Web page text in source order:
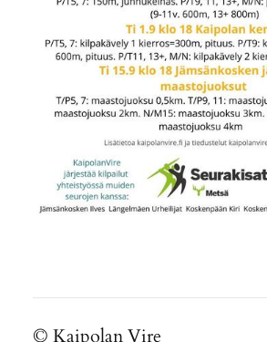
© Kaipolan Vire